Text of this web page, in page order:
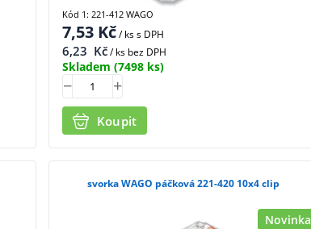
7,53Kč/ kss DPH
6,23 Kč/ ks bez DPH
Skladem (7498 ks)
Koupit
Kód 1: 221-412 WAGO
Novinka
svorka WAGO páčková 221-420 10x4 clip